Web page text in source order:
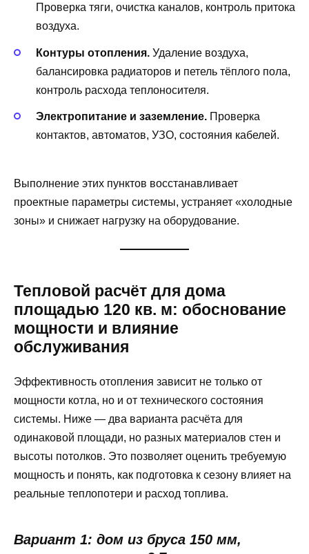
Проверка тяги, очистка каналов, контроль притока
воздуха.
Контуры отопления. Удаление воздуха,
балансировка радиаторов и петель тёплого пола,
контроль расхода теплоносителя.
Электропитание и заземление. Проверка
контактов, автоматов, УЗО, состояния кабелей.
Выполнение этих пунктов восстанавливает
проектные параметры системы, устраняет «холодные
зоны» и снижает нагрузку на оборудование.
Тепловой расчёт для дома
площадью 120 кв. м: обоснование
мощности и влияние
обслуживания
Эффективность отопления зависит не только от
мощности котла, но и от технического состояния
системы. Ниже — два варианта расчёта для
одинаковой площади, но разных материалов стен и
высоты потолков. Это позволяет оценить требуемую
мощность и понять, как подготовка к сезону влияет на
реальные теплопотери и расход топлива.
Вариант 1: дом из бруса 150 мм,